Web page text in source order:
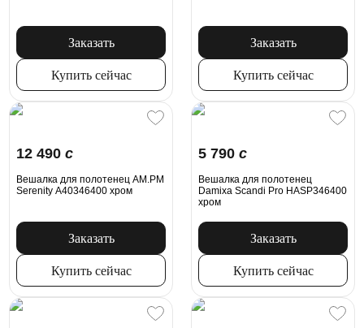
Заказать
Купить сейчас
Заказать
Купить сейчас
12 490 c
Вешалка для полотенец AM.PM
Serenity A40346400 хром
Заказать
Купить сейчас
5 790 c
Вешалка для полотенец
Damixa Scandi Pro HASP346400
хром
Заказать
Купить сейчас